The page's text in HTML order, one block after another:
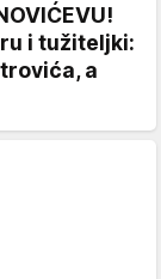
i tužiteljki:
a